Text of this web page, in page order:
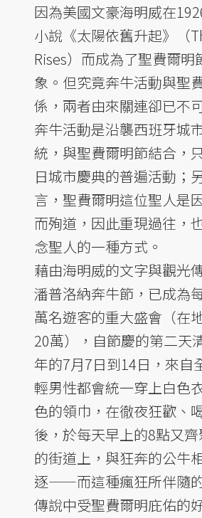
因為美國文豪海明威在
小說《太陽依舊升起》（
Rises）而成為了聖費爾明
象。但究竟奔牛活動與聖
係，兩者由來關連卻已
奔牛活動是沿襲西班牙城
統，與聖費爾明節結合，
日城市慶典的普遍活動；
言，聖費爾明這位聖人是
而殉道，因此重現過往，
念聖人的一種方式。
藉由海明威的文字與觀光
潘普洛納奔牛節，已成為
萬名遊客的重大盛會（在
20萬），自節慶的第二天
年的7月7日到14日，來自
輕男性都會統一穿上白色
色的領巾，在徹夜狂歡、
後，於每天早上的8點又
的街道上，與狂奔的公牛
逐——而這種瘋狂所伴隨
傳說中受聖費爾明庇佑的